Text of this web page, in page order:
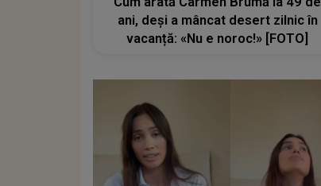
ani, deși a mâncat desert zilnic în
vacanță: «Nu e noroc!» [FOTO]